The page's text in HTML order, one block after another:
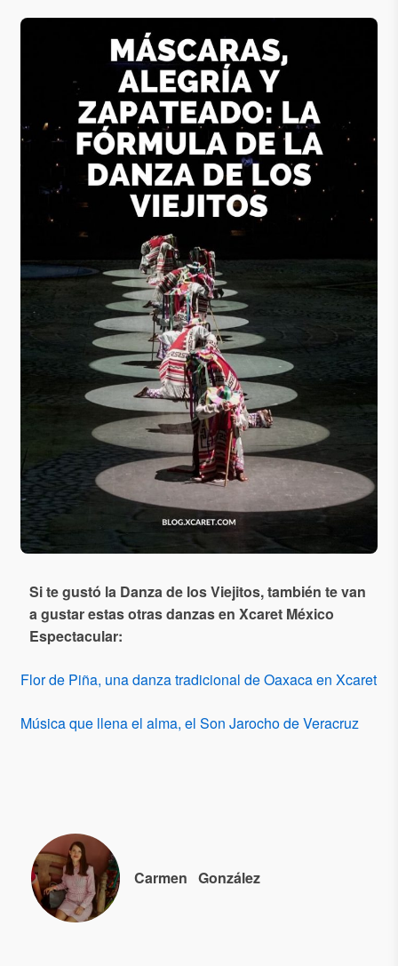
Si te gustó la Danza de los Viejitos​, también te van
a gustar estas otras danzas en Xcaret México
Espectacular:
Flor de Piña, una danza tradicional de Oaxaca en Xcaret
Música que llena el alma, el Son Jarocho de Veracruz
Carmen González